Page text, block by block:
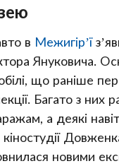
в Межигір’ї
Януковича.
що раніше
Багато з них
а деякі
кіностудії
новими